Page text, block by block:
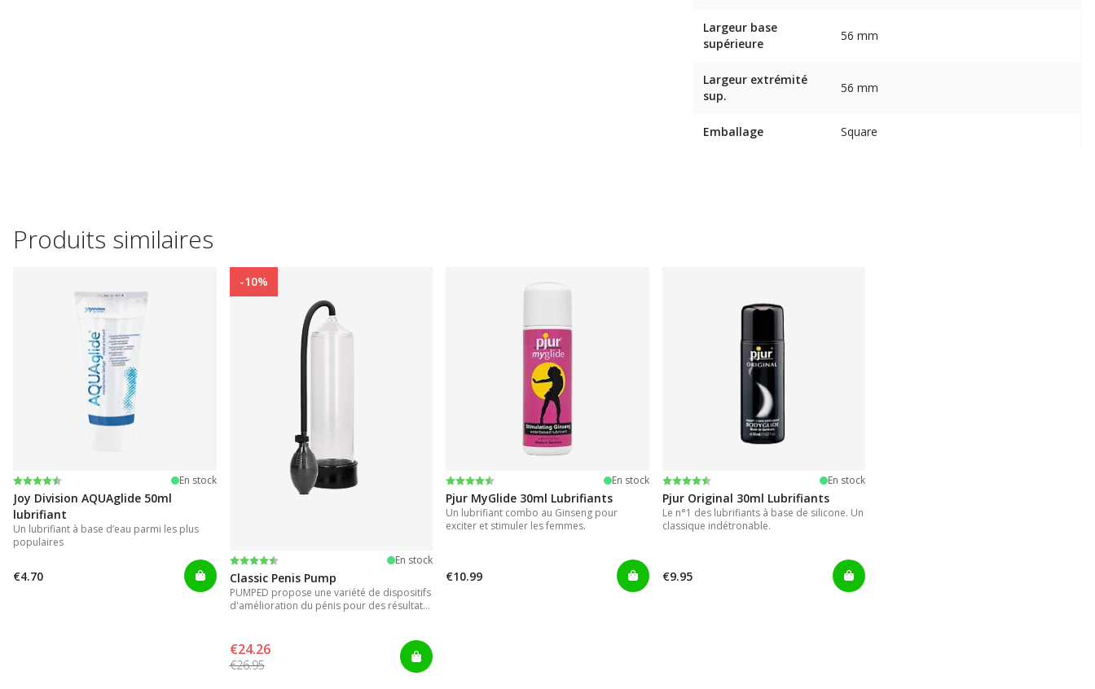
Largeur base
supérieure
56 mm
Largeur extrémité
sup.
56 mm
Emballage Square
Produits similaires
Note:
4.2 sur 5 étoiles En stock
Joy Division AQUAglide 50ml
lubrifiant
Un lubrifiant à base d’eau parmi les plus
populaires
€4.70
-10%
Note:
4.3 sur 5 étoiles En stock
Classic Penis Pump
PUMPED propose une variété de dispositifs
d'amélioration du pénis pour des résultats
€24.26
€26.95
Note:
4.2 sur 5 étoiles En stock
Pjur MyGlide 30ml Lubrifiants
Un lubrifiant combo au Ginseng pour
exciter et stimuler les femmes.
€10.99
Note:
4.2 sur 5 étoiles En stock
Pjur Original 30ml Lubrifiants
Le n°1 des lubrifiants à base de silicone. Un
classique indétronable.
€9.95